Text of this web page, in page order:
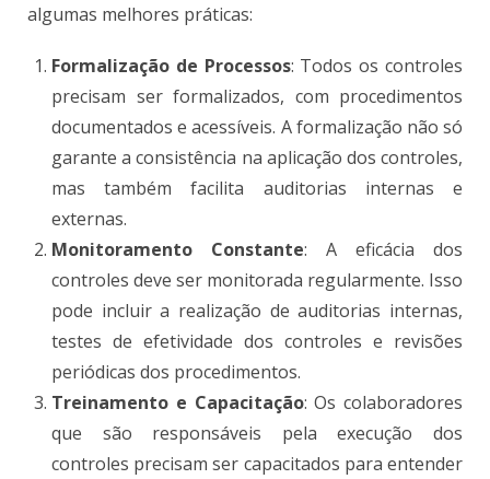
algumas melhores práticas:
Formalização de Processos: Todos os controles
precisam ser formalizados, com procedimentos
documentados e acessíveis. A formalização não só
garante a consistência na aplicação dos controles,
mas também facilita auditorias internas e
externas​.
Monitoramento Constante: A eficácia dos
controles deve ser monitorada regularmente. Isso
pode incluir a realização de auditorias internas,
testes de efetividade dos controles e revisões
periódicas dos procedimentos​.
Treinamento e Capacitação: Os colaboradores
que são responsáveis pela execução dos
controles precisam ser capacitados para entender